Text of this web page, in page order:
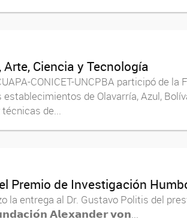
Ciencia y Tecnología
CONICET-UNCPBA participó de
de Olavarría, Azul,
de...
Premio de Investigación
la entrega al Dr. Gustavo Politis
𝗔𝗹𝗲𝘅𝗮𝗻𝗱𝗲𝗿 𝘃𝗼𝗻...